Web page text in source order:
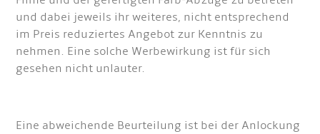
und dabei jeweils ihr weiteres, nicht entsprechend
im Preis reduziertes Angebot zur Kenntnis zu
nehmen. Eine solche Werbewirkung ist für sich
gesehen nicht unlauter.
Eine abweichende Beurteilung ist bei der Anlockung